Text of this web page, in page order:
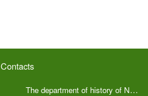
Contacts
The department of history of Nizhyn Ivan Spassky Museum of Local History